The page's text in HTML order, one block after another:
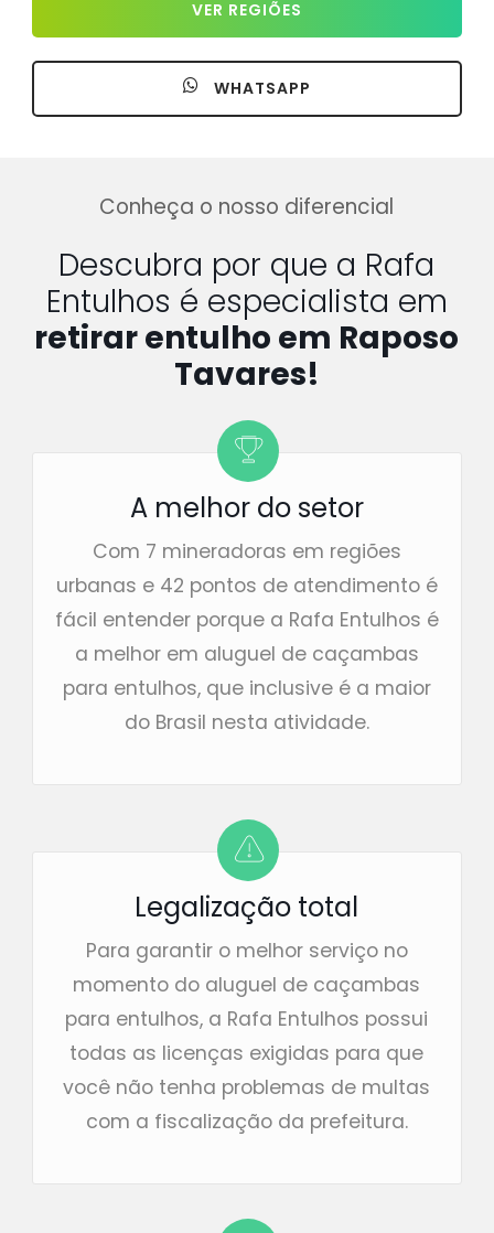
VER REGIÕES
WHATSAPP
Conheça o nosso diferencial
Descubra por que a Rafa
Entulhos é especialista em
retirar entulho em Raposo
Tavares!
A melhor do setor
Com 7 mineradoras em regiões
urbanas e 42 pontos de atendimento é
fácil entender porque a Rafa Entulhos é
a melhor em aluguel de caçambas
para entulhos, que inclusive é a maior
do Brasil nesta atividade.
Legalização total
Para garantir o melhor serviço no
momento do aluguel de caçambas
para entulhos, a Rafa Entulhos possui
todas as licenças exigidas para que
você não tenha problemas de multas
com a fiscalização da prefeitura.